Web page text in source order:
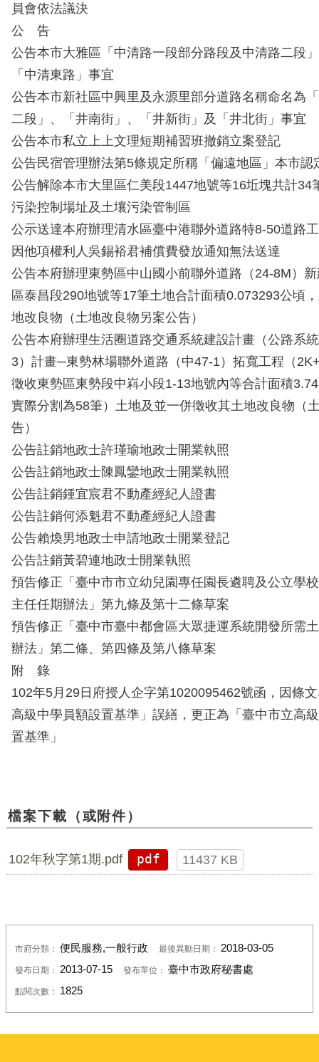
員會依法議決
公 告
公告本市大雅區「中清路一段部分路段及中清路二段
「中清東路」事宜
公告本市新社區中興里及永源里部分道路名稱命名為
二段」、「井南街」、「井新街」及「井北街」事宜
公告本市私立上上文理短期補習班撤銷立案登記
公告民宿管理辦法第5條規定所稱「偏遠地區」本市認
公告解除本市大里區仁美段1447地號等16坵塊共計34
污染控制場址及土壤污染管制區
公示送達本府辦理清水區臺中港聯外道路特8-50道路
因他項權利人吳錫裕君補償費發放通知無法送達
公告本府辦理東勢區中山國小前聯外道路（24-8M）
區泰昌段290地號等17筆土地合計面積0.073293公頃
地改良物（土地改良物另案公告）
公告本府辦理生活圈道路交通系統建設計畫（公路系
3）計畫─東勢林場聯外道路（中47-1）拓寬工程（
徵收東勢區東勢段中嵙小段1-13地號內等合計面積
實際分割為58筆）土地及並一併徵收其土地改良物（
告）
公告註銷地政士許瑾瑜地政士開業執照
公告註銷地政士陳鳳鑾地政士開業執照
公告註銷鍾宜宸君不動產經紀人證書
公告註銷何添魁君不動產經紀人證書
公告賴煥男地政士申請地政士開業登記
公告註銷黃碧連地政士開業執照
預告修正「臺中市市立幼兒園專任園長遴聘及公立學
主任任期辦法」第九條及第十二條草案
預告修正「臺中市臺中都會區大眾捷運系統開發所需
辦法」第二條、第四條及第八條草案
附 錄
102年5月29日府授人企字第1020095462號函，因條
高級中學員額設置基準」誤繕，更正為「臺中市立高
置基準」
檔案下載（或附件）
102年秋字第1期.pdf pdf 11437 KB
市府分類： 便民服務,一般行政 最後異動日期： 2018-03-05
發布日期： 2013-07-15 發布單位： 臺中市政府秘書處
點閱次數： 1825